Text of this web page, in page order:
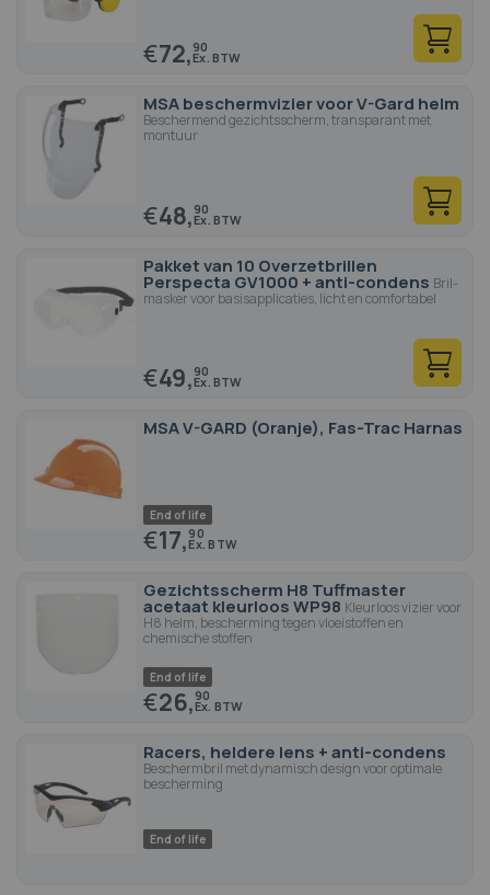
€72,90
MSA beschermvizier voor V-Gard helm
Beschermend gezichtsscherm, transparant met
montuur
€48,90
Pakket van 10 Overzetbrillen
Perspecta GV1000 + anti-condens Bril-
masker voor basisapplicaties, licht en comfortabel
€49,90
MSA V-GARD (Oranje), Fas-Trac Harnas
End of life
€17,90
Gezichtsscherm H8 Tuffmaster
acetaat kleurloos WP98 Kleurloos vizier voor
H8 helm, bescherming tegen vloeistoffen en
chemische stoffen
End of life
€26,90
Racers, heldere lens + anti-condens
Beschermbril met dynamisch design voor optimale
bescherming
End of life